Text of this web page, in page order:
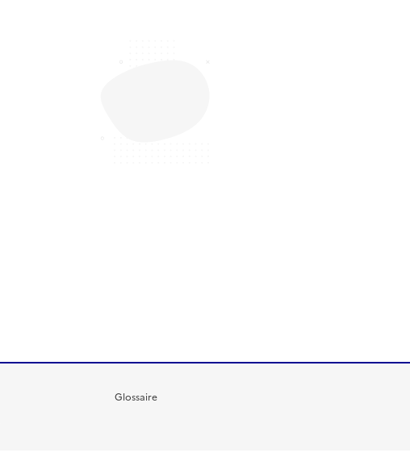
Glossaire